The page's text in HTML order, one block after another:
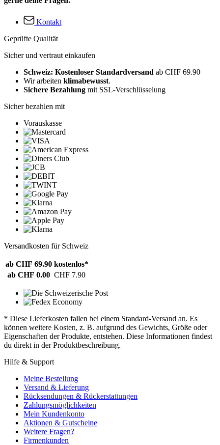
Kontakt
Geprüfte Qualität
Sicher und vertraut einkaufen
Schweiz: Kostenloser Standardversand ab CHF 69.90
Wir arbeiten klimabewusst.
Sichere Bezahlung mit SSL-Verschlüsselung
Sicher bezahlen mit
Vorauskasse
Versandkosten für Schweiz
ab CHF 69.90 kostenlos*
ab CHF 0.00 CHF 7.90
* Diese Lieferkosten fallen bei einem Standard-Versand an. Es
können weitere Kosten, z. B. aufgrund des Gewichts, Größe oder
Eigenschaften der Produkte, entstehen. Diese Informationen findest
du direkt in der Produktbeschreibung.
Hilfe & Support
Meine Bestellung
Versand & Lieferung
Rücksendungen & Rückerstattungen
Zahlungsmöglichkeiten
Mein Kundenkonto
Aktionen & Gutscheine
Weitere Fragen?
Firmenkunden